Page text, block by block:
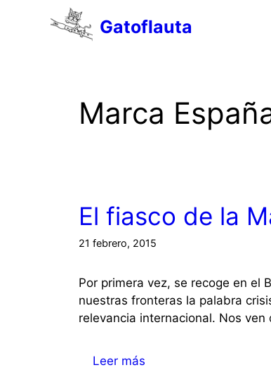
Gatoflauta
Marca
El fiasco de la
21 febrero, 2015
Por primera vez, se recoge en el
nuestras fronteras la palabra
relevancia internacional. Nos ven
Leer más